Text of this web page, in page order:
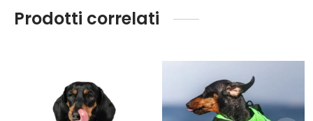
Prodotti correlati